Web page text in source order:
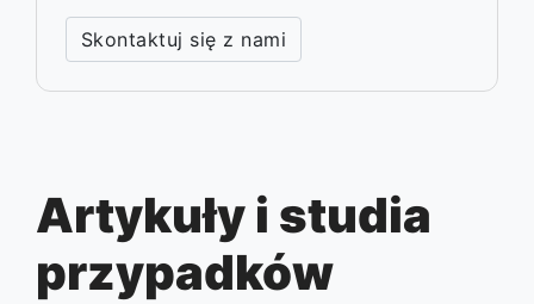
Skontaktuj się z nami
Artykuły i studia
przypadków